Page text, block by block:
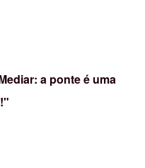
a ponte é uma